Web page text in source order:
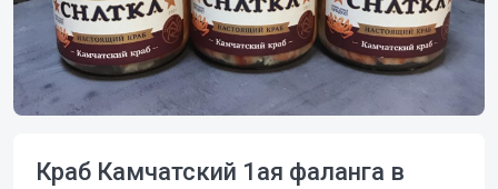
Краб Камчатский 1ая фаланга в